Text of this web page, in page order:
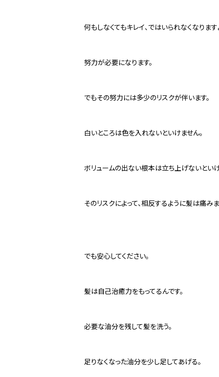
何もしなくてもキレイ、ではいられなくなります
努力が必要になります。
でもその努力には多少のリスクが伴います。
白いところは色を入れないといけません。
ボリュームの出ない根本は立ち上げないとい
そのリスクによって、相反するように髪は痛みま
でも安心してください。
髪は自己治癒力をもってるんです。
必要な油分を残して髪を洗う。
足りなくなった油分を少し足してあげる。